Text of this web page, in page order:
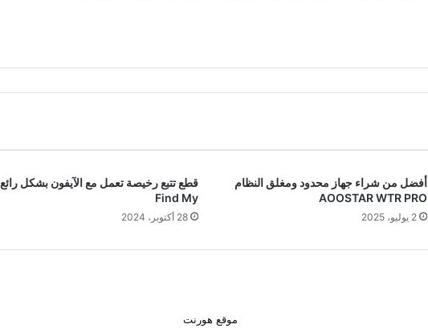
أفضل من شراء جهاز محدود ومغلق النظام
AOOSTAR WTR PRO
2 يوليو، 2025
قطع تتبع رخيصة تعمل مع الآيفون بشكل رائع
Find My
28 أكتوبر، 2024
موقع هورنت